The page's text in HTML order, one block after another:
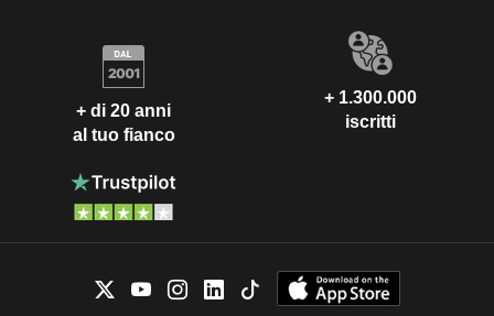
+ di 20 anni
al tuo fianco
+ 1.300.000
iscritti